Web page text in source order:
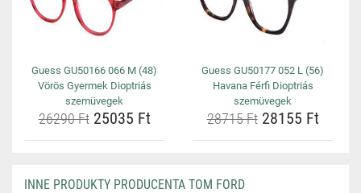
Guess GU50166 066 M (48)
Vörös Gyermek Dioptriás
szemüvegek
26290 Ft25035 Ft
Guess GU50177 052 L (56)
Havana Férfi Dioptriás
szemüvegek
28715 Ft28155 Ft
INNE PRODUKTY PRODUCENTA TOM FORD